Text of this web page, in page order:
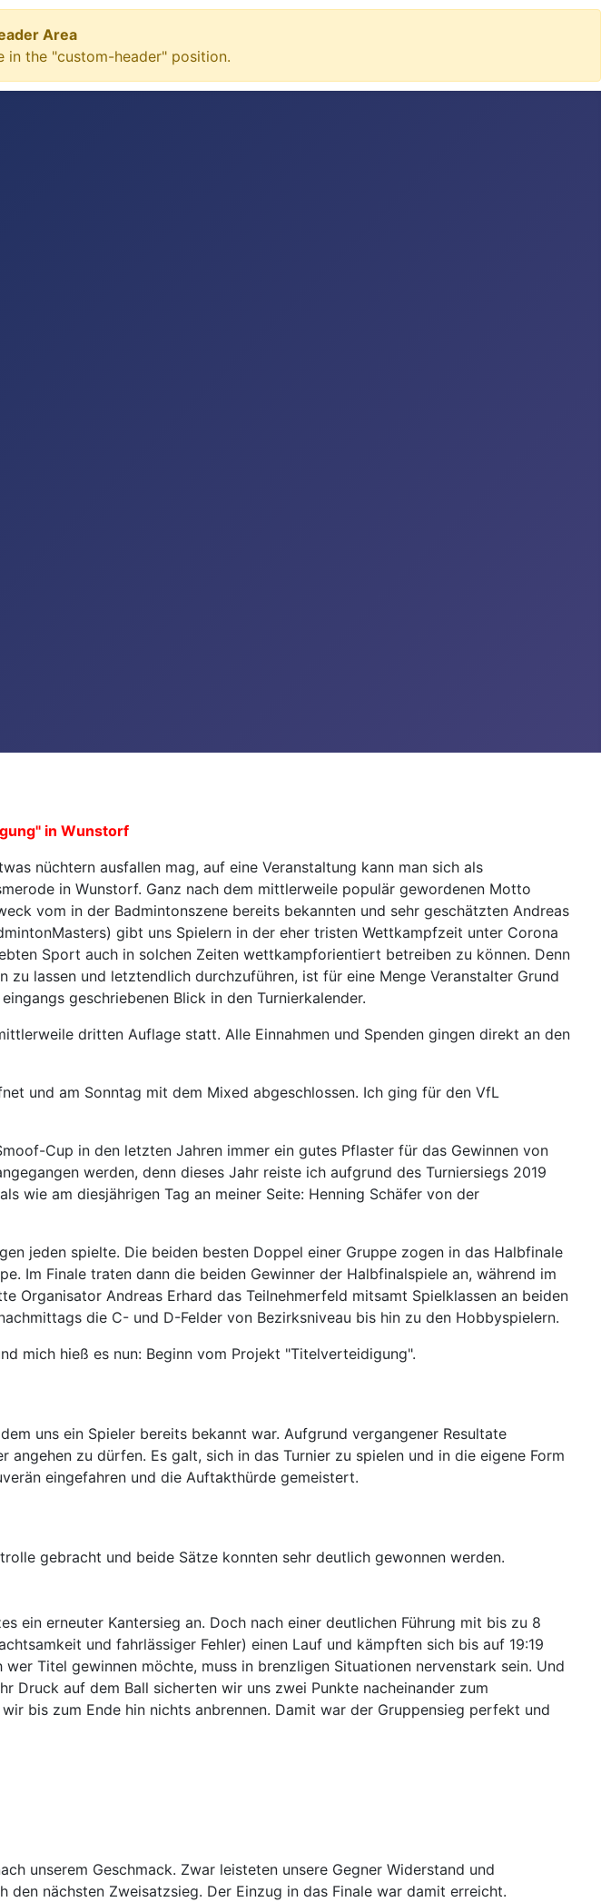
Area
in the "custom-header" position.
in Wunstorf
nüchtern ausfallen mag, auf eine Veranstaltung kann man sich als
in Wunstorf. Ganz nach dem mittlerweile populär gewordenen Motto
vom in der Badmintonszene bereits bekannten und sehr geschätzten Andreas
gibt uns Spielern in der eher tristen Wettkampfzeit unter Corona
Sport auch in solchen Zeiten wettkampforientiert betreiben zu können. Denn
lassen und letztendlich durchzuführen, ist für eine Menge Veranstalter Grund
geschriebenen Blick in den Turnierkalender.
dritten Auflage statt. Alle Einnahmen und Spenden gingen direkt an den
und am Sonntag mit dem Mixed abgeschlossen. Ich ging für den VfL
Cup in den letzten Jahren immer ein gutes Pflaster für das Gewinnen von
werden, denn dieses Jahr reiste ich aufgrund des Turniersiegs 2019
wie am diesjährigen Tag an meiner Seite: Henning Schäfer von der
jeden spielte. Die beiden besten Doppel einer Gruppe zogen in das Halbfinale
Im Finale traten dann die beiden Gewinner der Halbfinalspiele an, während im
Organisator Andreas Erhard das Teilnehmerfeld mitsamt Spielklassen an beiden
die C- und D-Felder von Bezirksniveau bis hin zu den Hobbyspielern.
mich hieß es nun: Beginn vom Projekt "Titelverteidigung".
uns ein Spieler bereits bekannt war. Aufgrund vergangener Resultate
zu dürfen. Es galt, sich in das Turnier zu spielen und in die eigene Form
eingefahren und die Auftakthürde gemeistert.
gebracht und beide Sätze konnten sehr deutlich gewonnen werden.
ein erneuter Kantersieg an. Doch nach einer deutlichen Führung mit bis zu 8
und fahrlässiger Fehler) einen Lauf und kämpften sich bis auf 19:19
Titel gewinnen möchte, muss in brenzligen Situationen nervenstark sein. Und
Druck auf dem Ball sicherten wir uns zwei Punkte nacheinander zum
bis zum Ende hin nichts anbrennen. Damit war der Gruppensieg perfekt und
unserem Geschmack. Zwar leisteten unsere Gegner Widerstand und
nächsten Zweisatzsieg. Der Einzug in das Finale war damit erreicht.